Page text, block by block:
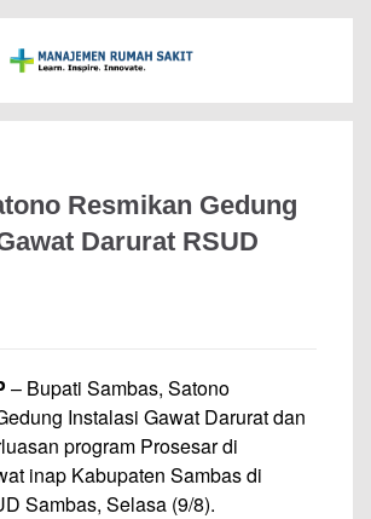
Resmikan Gedung
Darurat RSUD
– Bupati Sambas, Satono
Instalasi Gawat Darurat dan
program Prosesar di
inap Kabupaten Sambas di
Sambas, Selasa (9/8).